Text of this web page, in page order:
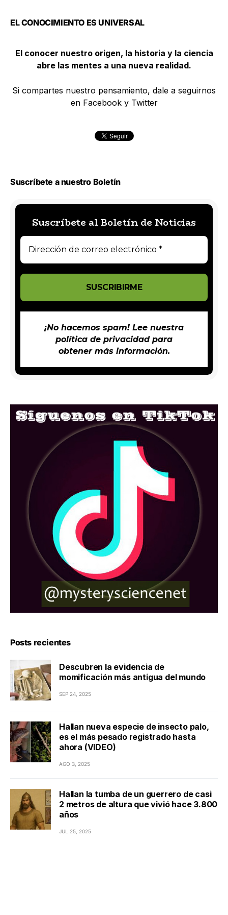
EL CONOCIMIENTO ES UNIVERSAL
El conocer nuestro origen, la historia y la ciencia
abre las mentes a una nueva realidad.
Si compartes nuestro pensamiento, dale a seguirnos
en Facebook y Twitter
Suscríbete a nuestro Boletín
Suscríbete al Boletín de Noticias
¡No hacemos spam! Lee nuestra
política de privacidadpara
obtener más información.
Posts recientes
Descubren la evidencia de
momificación más antigua del mundo
SEP 24, 2025
Hallan nueva especie de insecto palo,
es el más pesado registrado hasta
ahora (VIDEO)
AGO 3, 2025
Hallan la tumba de un guerrero de casi
2 metros de altura que vivió hace 3.800
años
JUL 25, 2025